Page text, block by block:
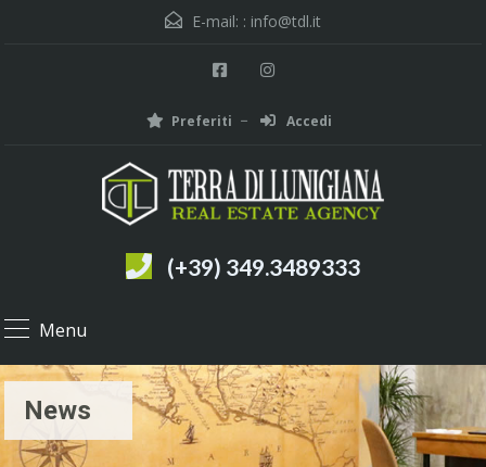
E-mail: : info@tdl.it
Preferiti Accedi
(+39) 349.3489333
Menu
News